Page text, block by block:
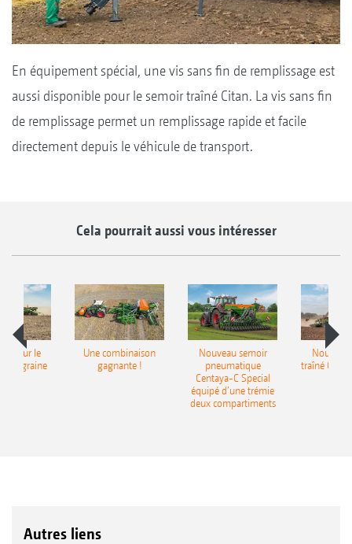
En équipement spécial, une vis sans fin de remplissage est
aussi disponible pour le semoir traîné Citan. La vis sans fin
de remplissage permet un remplissage rapide et facile
directement depuis le véhicule de transport.
Cela pourrait aussi vous intéresser
pour le
Une combinaison
gagnante !
Nouveau semoir
pneumatique
Centaya-C Special
équipé d’une trémie
deux compartiments
traîné
Autres liens